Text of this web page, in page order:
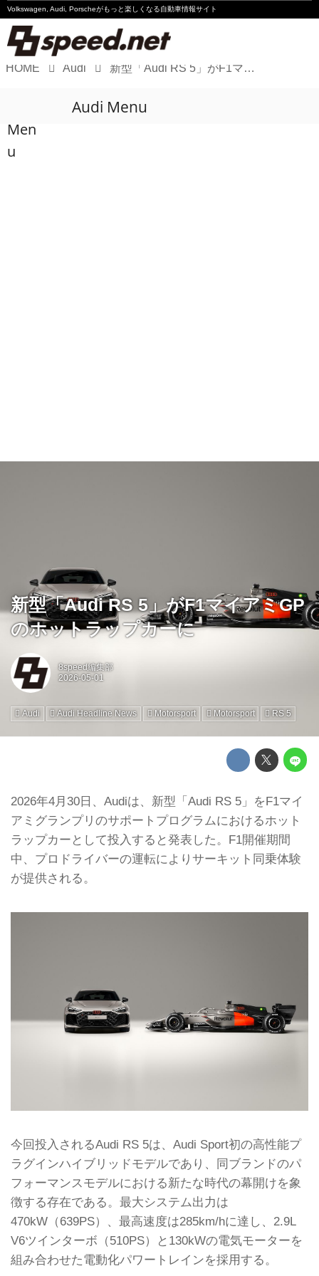
Volkswagen, Audi, Porscheがもっと楽しくなる自動車情報サイト
Audi
HOME Audi 新型「Audi RS 5」がF1マイアミGPのホットラップカーに
Men
u
Audi Menu
新型「Audi RS 5」がF1マイアミGP
のホットラップカーに
8speed編集部
Audi Audi Headline News Motorsport Motorsport RS 5
2026年4月30日、Audiは、新型「Audi RS 5」をF1マイ
アミグランプリのサポートプログラムにおけるホット
ラップカーとして投入すると発表した。F1開催期間
中、プロドライバーの運転によりサーキット同乗体験
が提供される。
今回投入されるAudi RS 5は、Audi Sport初の高性能プ
ラグインハイブリッドモデルであり、同ブランドのパ
フォーマンスモデルにおける新たな時代の幕開けを象
徴する存在である。最大システム出力は
470kW（639PS）、最高速度は285km/hに達し、2.9L
V6ツインターボ（510PS）と130kWの電気モーターを
組み合わせた電動化パワートレインを採用する。